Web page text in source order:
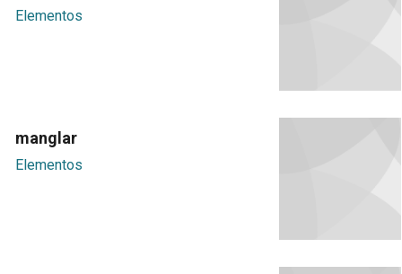
Elementos
manglar
Elementos